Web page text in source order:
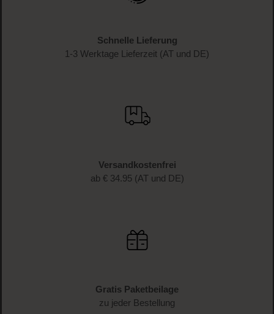
Schnelle Lieferung
1-3 Werktage Lieferzeit (AT und DE)
Versandkostenfrei
ab € 34.95 (AT und DE)
Gratis Paketbeilage
zu jeder Bestellung